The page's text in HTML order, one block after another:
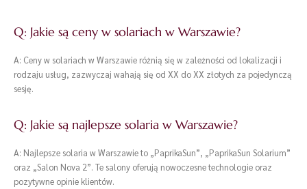
Q: Jakie są ceny w solariach w Warszawie?
A: Ceny w solariach w Warszawie różnią się w zależności od lokalizacji i
rodzaju usług, zazwyczaj wahają się od XX do XX złotych za pojedynczą
sesję.
Q: Jakie są najlepsze solaria w Warszawie?
A: Najlepsze solaria w Warszawie to „PaprikaSun”, „PaprikaSun Solarium”
oraz „Salon Nova 2”. Te salony oferują nowoczesne technologie oraz
pozytywne opinie klientów.